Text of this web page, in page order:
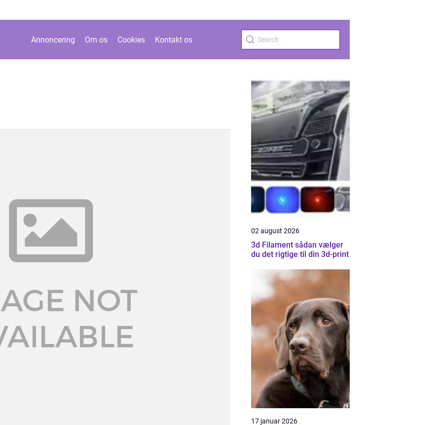
Annoncering Om os Cookies Kontakt os
02 august 2026
3d Filament sådan vælger
du det rigtige til din 3d-print
17 januar 2026